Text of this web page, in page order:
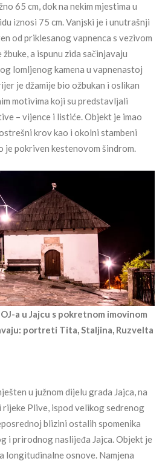
65 cm, dok na nekim mjestima u
iznosi 75 cm. Vanjski je i unutrašnji
od priklesanog vapnenca s vezivom
a ispunu zida sačinjavaju
lomljenog kamena u vapnenastoj
je džamije bio ožbukan i oslikan
motivima koji su predstavljali
– vijence i listiće. Objekt je imao
krov kao i okolni stambeni
je pokriven kestenovom šindrom.
a u Jajcu s pokretnom imovinom
portreti Tita, Staljina, Ruzvelta
u južnom dijelu grada Jajca, na
rijeke Plive, ispod velikog sedrenog
blizini ostalih spomenika
i prirodnog naslijeđa Jajca. Objekt je
longitudinalne osnove. Namjena